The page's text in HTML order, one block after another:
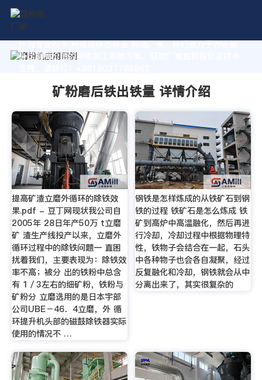
作为专业的 矿粉磨后铁出铁量 制造厂家，我们致力于为您量
身定制高价值的粉体加工系统方案。获取厂家直销报价及技术
矿粉磨后铁出铁量 详情介绍
提高矿渣立磨外循环的除铁效
果.pdf - 豆丁网现状我公司自
2005年 28日年产50万 t立磨
矿 渣生产线投产以来，立磨外
循环过程中的除铁问题一 直困
扰着我们，主要表现为：除铁效
率不高；被分 出的铁粉中总含
有 1／3左右的细矿粉，铁粉与
矿粉分 立磨选用的是日本宇部
公司UBE－46．4立磨，外 循
环提升机头部的磁鼓除铁器实际
使用的情况不 …
钢铁是怎样炼成的从铁矿石到钢
铁的过程 铁矿石是怎么炼成 铁
矿到高炉中高温融化，然后再进
行冷却，冷却过程中根据物理特
性，铁物子会结合在一起，石头
中各种物子也会各自凝聚，经过
反复融化和冷却，钢铁就会从中
分离出来了，其实很复杂的